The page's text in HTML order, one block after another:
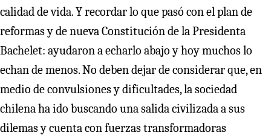
calidad de vida. Y recordar lo que pasó con el plan de
reformas y de nueva Constitución de la Presidenta
Bachelet: ayudaron a echarlo abajo y hoy muchos lo
echan de menos. No deben dejar de considerar que, en
medio de convulsiones y dificultades, la sociedad
chilena ha ido buscando una salida civilizada a sus
dilemas y cuenta con fuerzas transformadoras